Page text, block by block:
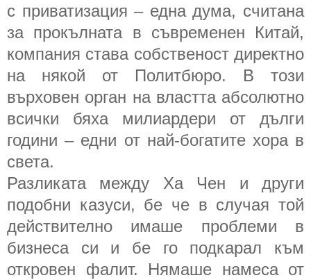
с приватизация – една дума, считана
за прокълната в съвременен Китай,
компания става собственост директно
на някой от Политбюро. В този
върховен орган на властта абсолютно
всички бяха милиардери от дълги
години – едни от най-богатите хора в
света.
Разликата между Ха Чен и други
подобни казуси, бе че в случая той
действително имаше проблеми в
бизнеса си и бе го подкарал към
откровен фалит. Нямаше намеса от